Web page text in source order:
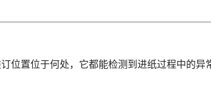
位置位于何处，它都能检测到进纸过程中的